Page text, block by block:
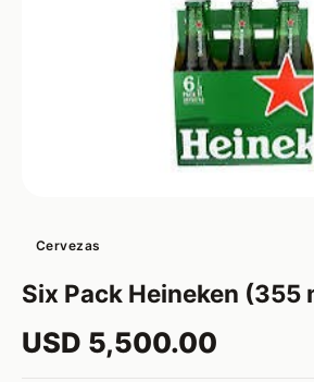
Cervezas
Six Pack Heineken (355
USD 5,500.00